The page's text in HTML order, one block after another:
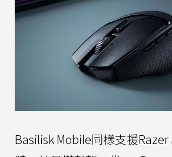
Basilisk Mobile同樣支援